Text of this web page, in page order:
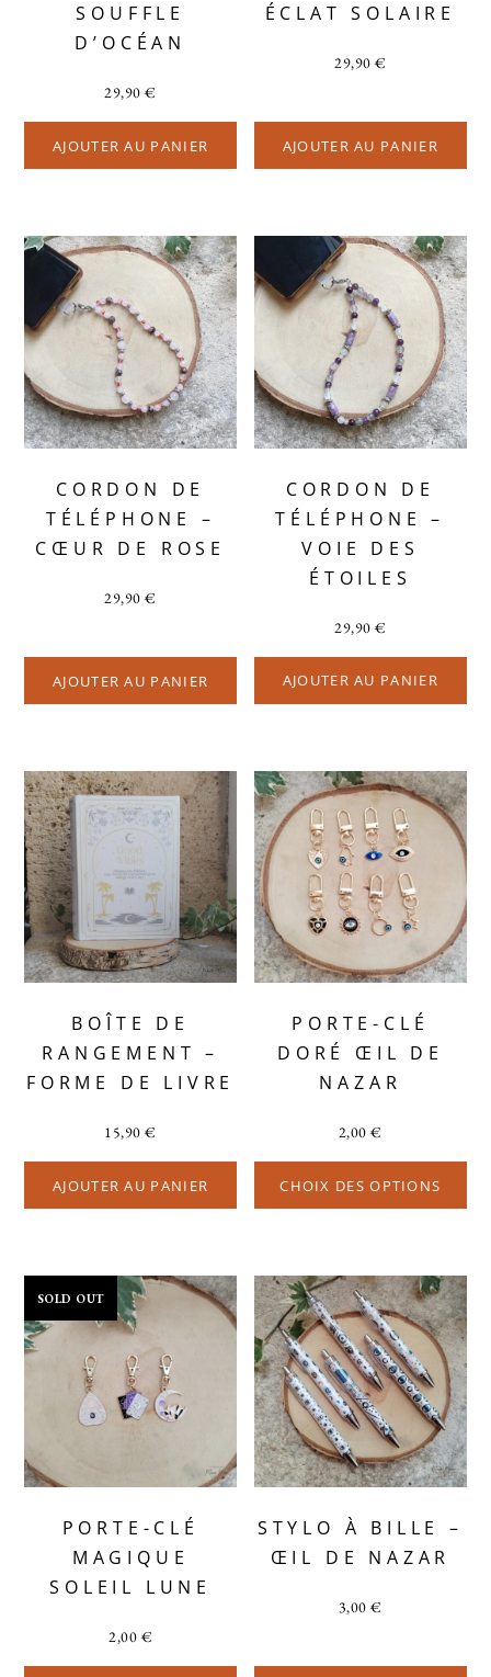
SOUFFLE
D’OCÉAN
29,90€
AJOUTER AU PANIER
ÉCLAT SOLAIRE
29,90€
AJOUTER AU PANIER
CORDON DE
TÉLÉPHONE –
CŒUR DE ROSE
29,90€
AJOUTER AU PANIER
CORDON DE
TÉLÉPHONE –
VOIE DES
ÉTOILES
29,90€
AJOUTER AU PANIER
BOÎTE DE
RANGEMENT –
FORME DE LIVRE
15,90€
AJOUTER AU PANIER
PORTE-CLÉ
DORÉ ŒIL DE
NAZAR
2,00€
CHOIX DES OPTIONS
SOLD OUT
PORTE-CLÉ
MAGIQUE
SOLEIL LUNE
2,00€
STYLO À BILLE –
ŒIL DE NAZAR
3,00€